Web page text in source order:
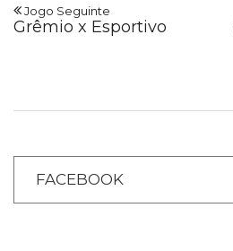
Jogo Seguinte
Grêmio x Esportivo
FACEBOOK